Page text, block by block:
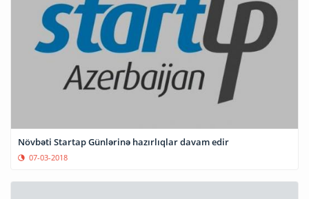
Növbəti Startap Günlərinə hazırlıqlar davam edir
07-03-2018